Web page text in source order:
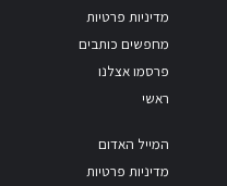
מדיניות פרטיות
מחפשים כותבים
פרסמו אצלנו
ראשי
המייל האדום
מדיניות פרטיות